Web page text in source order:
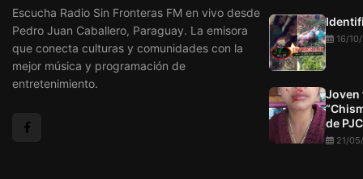
Escucha Radio Sin Fronteras FM en vivo desde
Pedro Juan Caballero, Paraguay. La emisora
que conecta culturas y comunidades con la
mejor música y programación de
entretenimiento.
16/
Joven
de PJC
21/